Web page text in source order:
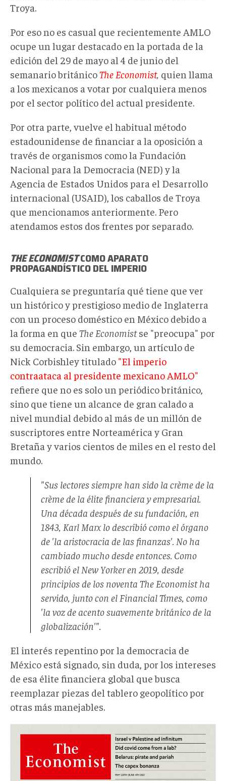
Troya.
Por eso no es casual que recientemente AMLO
ocupe un lugar destacado en la portada de la
edición del 29 de mayo al 4 de junio del
semanario británicoThe Economist, quien llama
a los mexicanos a votar por cualquiera menos
por el sector político del actual presidente.
Por otra parte, vuelve el habitual método
estadounidense de financiar a la oposición a
través de organismos como la Fundación
Nacional para la Democracia (NED) y la
Agencia de Estados Unidos para el Desarrollo
internacional (USAID), los caballos de Troya
que mencionamos anteriormente. Pero
atendamos estos dos frentes por separado.
THE ECONOMISTCOMO APARATO
PROPAGANDÍSTICO DEL IMPERIO
Cualquiera se preguntaría qué tiene que ver
un histórico y prestigioso medio de Inglaterra
con un proceso doméstico en México debido a
la forma en que The Economistse "preocupa" por
su democracia. Sin embargo, un artículo de
Nick Corbishley titulado "El imperio
contraataca al presidente mexicano AMLO"
refiere que no es solo un periódico británico,
sino que tiene un alcance de gran calado a
nivel mundial debido al más de un millón de
suscriptores entre Norteamérica y Gran
Bretaña y varios cientos de miles en el resto del
mundo.
"Sus lectores siempre han sido la crème de la
crème de la élite financiera y empresarial.
Una década después de su fundación, en
1843, Karl Marx lo describió como el órgano
de 'la aristocracia de las finanzas'. No ha
cambiado mucho desde entonces. Como
escribió el New Yorker en 2019, desde
principios de los noventa The Economist ha
servido, junto con el Financial Times, como
'la voz de acento suavemente británico de la
globalización'".
El interés repentino por la democracia de
México está signado, sin duda, por los intereses
de esa élite financiera global que busca
reemplazar piezas del tablero geopolítico por
otras más manejables.
amlo
messiah.jpg